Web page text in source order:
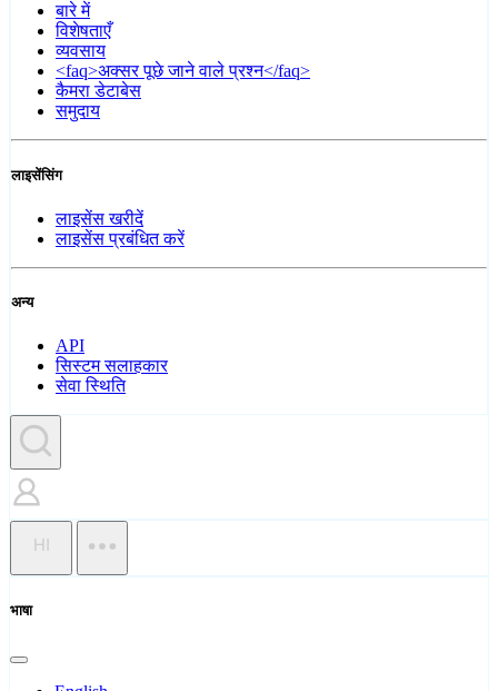
बारे में
विशेषताएँ
व्यवसाय
<faq>अक्सर पूछे जाने वाले प्रश्न</faq>
कैमरा डेटाबेस
समुदाय
लाइसेंसिंग
लाइसेंस खरीदें
लाइसेंस प्रबंधित करें
अन्य
API
सिस्टम सलाहकार
सेवा स्थिति
HI
भाषा